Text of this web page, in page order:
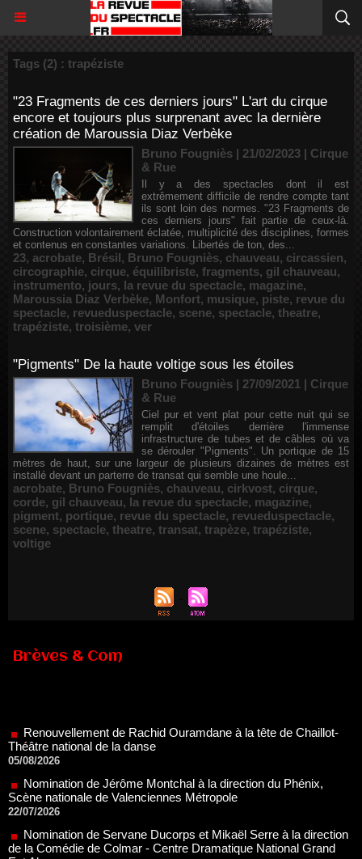
Tags (2) : trapéziste
"23 Fragments de ces derniers jours" L'art du cirque
encore et toujours plus surprenant avec la dernière
création de Maroussia Diaz Verbèke
Bruno Fougniès | 21/02/2023 | Cirque
& Rue
Il y a des spectacles dont il est
extrêmement difficile de rendre compte tant
ils sont loin des normes. "23 Fragments de
ces derniers jours" fait partie de ceux-là.
Construction volontairement éclatée, multiplicité des disciplines, formes
et contenus en constantes variations. Libertés de ton, des...
23, acrobate, Brésil, Bruno Fougniès, chauveau, circassien,
circographie, cirque, équilibriste, fragments, gil chauveau,
instrumento, jours, la revue du spectacle, magazine,
Maroussia Diaz Verbèke, Monfort, musique, piste, revue du
spectacle, revueduspectacle, scene, spectacle, theatre,
trapéziste, troisième, ver
"Pigments" De la haute voltige sous les étoiles
Bruno Fougniès | 27/09/2021 | Cirque
& Rue
Ciel pur et vent plat pour cette nuit qui se
remplit d'étoiles derrière l'immense
infrastructure de tubes et de câbles où va
se dérouler "Pigments". Un portique de 15
mètres de haut, sur une largeur de plusieurs dizaines de mètres est
installé devant un parterre de transat qui semble une houle...
acrobate, Bruno Fougniès, chauveau, cirkvost, cirque,
corde, gil chauveau, la revue du spectacle, magazine,
pigment, portique, revue du spectacle, revueduspectacle,
scene, spectacle, theatre, transat, trapèze, trapéziste,
voltige
Brèves & Com
05/08/2026
Nomination de Jérôme Montchal à la direction du Phénix,
Scène nationale de Valenciennes Métropole
22/07/2026
Nomination de Servane Ducorps et Mikaël Serre à la direction
de la Comédie de Colmar - Centre Dramatique National Grand
Est Alsace
07/07/2026